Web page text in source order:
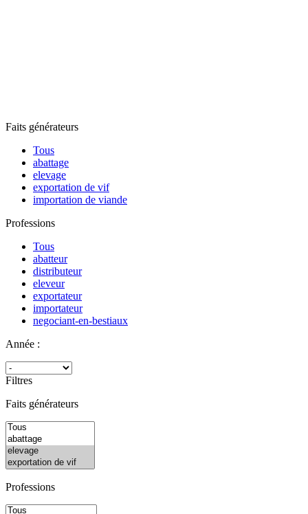
Faits générateurs
Tous
abattage
elevage
exportation de vif
importation de viande
Professions
Tous
abatteur
distributeur
eleveur
exportateur
importateur
negociant-en-bestiaux
Année :
Filtres
Faits générateurs
Professions